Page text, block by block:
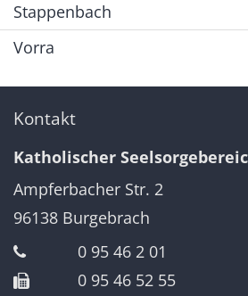
Stappenbach
Vorra
Kontakt
Katholischer
Ampferbacher Str. 2
96138 Burgebrach
0 95 46 2 01
0 95 46 52 55